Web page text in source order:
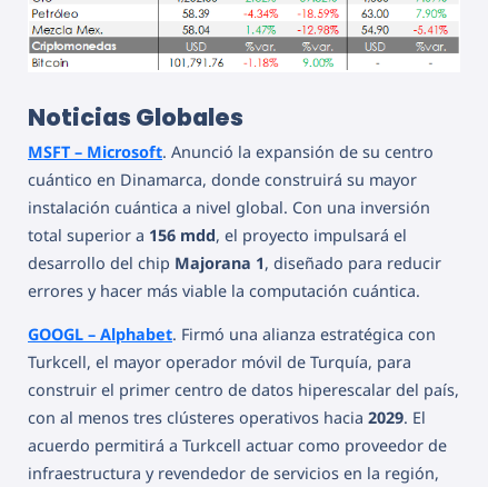
Noticias Globales
MSFT – Microsoft. Anunció la expansión de su centro
cuántico en Dinamarca, donde construirá su mayor
instalación cuántica a nivel global. Con una inversión
total superior a 156 mdd, el proyecto impulsará el
desarrollo del chip Majorana 1, diseñado para reducir
errores y hacer más viable la computación cuántica.
GOOGL – Alphabet. Firmó una alianza estratégica con
Turkcell, el mayor operador móvil de Turquía, para
construir el primer centro de datos hiperescalar del país,
con al menos tres clústeres operativos hacia 2029. El
acuerdo permitirá a Turkcell actuar como proveedor de
infraestructura y revendedor de servicios en la región,